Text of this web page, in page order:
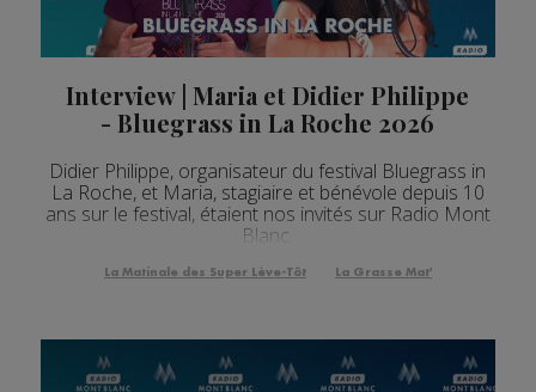
Interview | Maria et Didier Philippe
- Bluegrass in La Roche 2026
Didier Philippe, organisateur du festival Bluegrass in
La Roche, et Maria, stagiaire et bénévole depuis 10
ans sur le festival, étaient nos invités sur Radio Mont
Blanc.
La Matinale des Super Lève-Tôt La Grasse Mat'